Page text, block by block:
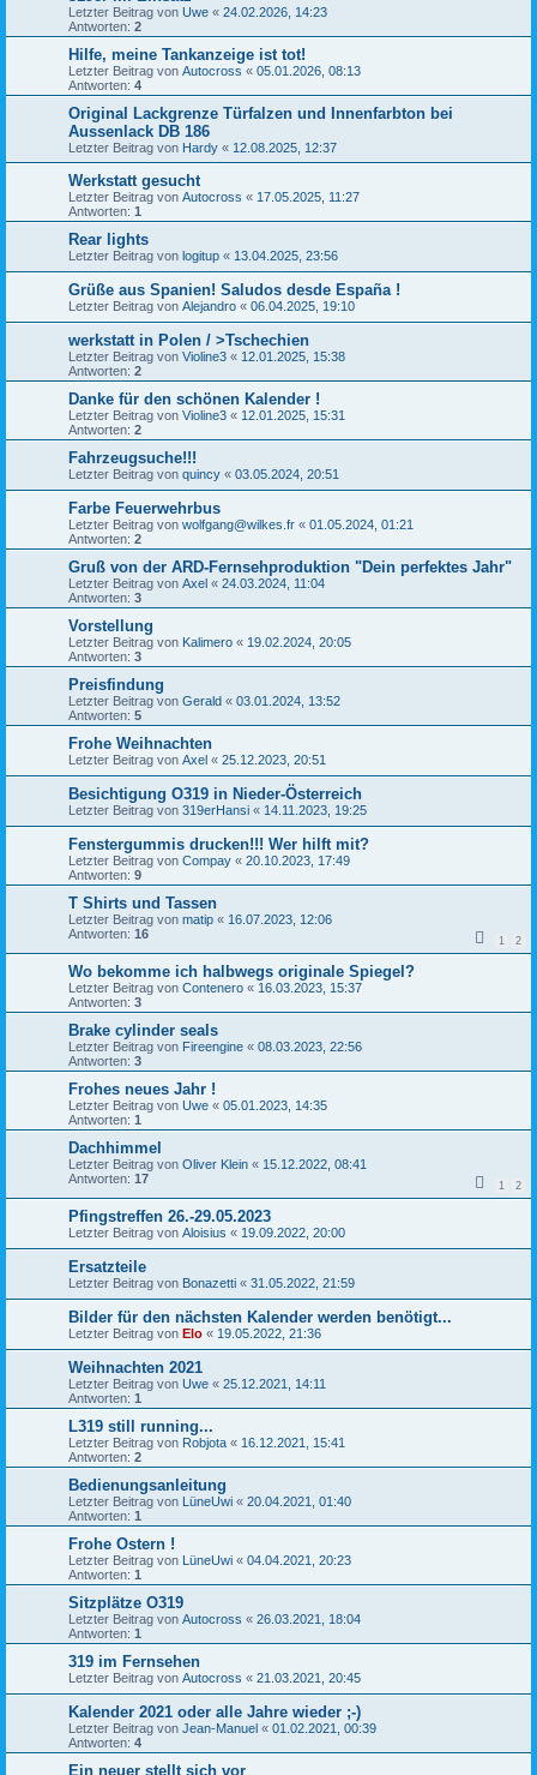
h
e
Letzter Beitrag von Uwe « 24.02.2026, 14:23
Antworten: 2
Hilfe, meine Tankanzeige ist tot!
Letzter Beitrag von Autocross « 05.01.2026, 08:13
Antworten: 4
Original Lackgrenze Türfalzen und Innenfarbton bei
Aussenlack DB 186
Letzter Beitrag von Hardy « 12.08.2025, 12:37
Werkstatt gesucht
Letzter Beitrag von Autocross « 17.05.2025, 11:27
Antworten: 1
Rear lights
Letzter Beitrag von logitup « 13.04.2025, 23:56
Grüße aus Spanien! Saludos desde España !
Letzter Beitrag von Alejandro « 06.04.2025, 19:10
werkstatt in Polen / >Tschechien
Letzter Beitrag von Violine3 « 12.01.2025, 15:38
Antworten: 2
Danke für den schönen Kalender !
Letzter Beitrag von Violine3 « 12.01.2025, 15:31
Antworten: 2
Fahrzeugsuche!!!
Letzter Beitrag von quincy « 03.05.2024, 20:51
Farbe Feuerwehrbus
Letzter Beitrag von wolfgang@wilkes.fr « 01.05.2024, 01:21
Antworten: 2
Gruß von der ARD-Fernsehproduktion "Dein perfektes Jahr"
Letzter Beitrag von Axel « 24.03.2024, 11:04
Antworten: 3
Vorstellung
Letzter Beitrag von Kalimero « 19.02.2024, 20:05
Antworten: 3
Preisfindung
Letzter Beitrag von Gerald « 03.01.2024, 13:52
Antworten: 5
Frohe Weihnachten
Letzter Beitrag von Axel « 25.12.2023, 20:51
Besichtigung O319 in Nieder-Österreich
Letzter Beitrag von 319erHansi « 14.11.2023, 19:25
Fenstergummis drucken!!! Wer hilft mit?
Letzter Beitrag von Compay « 20.10.2023, 17:49
Antworten: 9
T Shirts und Tassen
Letzter Beitrag von matip « 16.07.2023, 12:06
Antworten: 16
1 2
Wo bekomme ich halbwegs originale Spiegel?
Letzter Beitrag von Contenero « 16.03.2023, 15:37
Antworten: 3
Brake cylinder seals
Letzter Beitrag von Fireengine « 08.03.2023, 22:56
Antworten: 3
Frohes neues Jahr !
Letzter Beitrag von Uwe « 05.01.2023, 14:35
Antworten: 1
Dachhimmel
Letzter Beitrag von Oliver Klein « 15.12.2022, 08:41
Antworten: 17
1 2
Pfingstreffen 26.-29.05.2023
Letzter Beitrag von Aloisius « 19.09.2022, 20:00
Ersatzteile
Letzter Beitrag von Bonazetti « 31.05.2022, 21:59
Bilder für den nächsten Kalender werden benötigt...
Letzter Beitrag von Elo « 19.05.2022, 21:36
Weihnachten 2021
Letzter Beitrag von Uwe « 25.12.2021, 14:11
Antworten: 1
L319 still running...
Letzter Beitrag von Robjota « 16.12.2021, 15:41
Antworten: 2
Bedienungsanleitung
Letzter Beitrag von LüneUwi « 20.04.2021, 01:40
Antworten: 1
Frohe Ostern !
Letzter Beitrag von LüneUwi « 04.04.2021, 20:23
Antworten: 1
Sitzplätze O319
Letzter Beitrag von Autocross « 26.03.2021, 18:04
Antworten: 1
319 im Fernsehen
Letzter Beitrag von Autocross « 21.03.2021, 20:45
Kalender 2021 oder alle Jahre wieder ;-)
Letzter Beitrag von Jean-Manuel « 01.02.2021, 00:39
Antworten: 4
Ein neuer stellt sich vor